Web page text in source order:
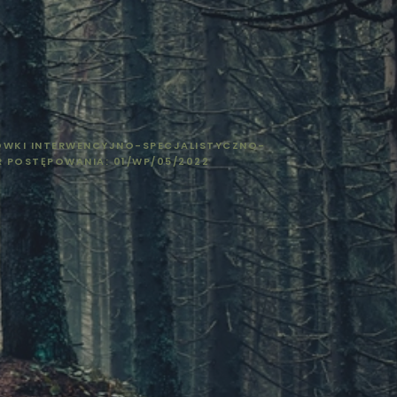
INTERWENCYJNO-SPECJALISTYCZNO-
POSTĘPOWANIA: 01/WP/05/2022